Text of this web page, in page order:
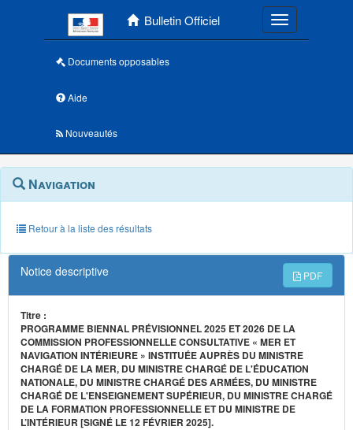
Bulletin Officiel Toggle
Documents opposables
Aide
Nouveautés
Navigation
outils
annexes
Menu
contextuel
Navigation
Retour à la liste des résultats
Notice descriptive PDF
Titre :
PROGRAMME BIENNAL PRÉVISIONNEL 2025 ET 2026 DE LA
COMMISSION PROFESSIONNELLE CONSULTATIVE « MER ET
NAVIGATION INTÉRIEURE » INSTITUÉE AUPRÈS DU MINISTRE
CHARGÉ DE LA MER, DU MINISTRE CHARGÉ DE L'ÉDUCATION
NATIONALE, DU MINISTRE CHARGÉ DES ARMÉES, DU MINISTRE
CHARGÉ DE L'ENSEIGNEMENT SUPÉRIEUR, DU MINISTRE CHARGÉ
DE LA FORMATION PROFESSIONNELLE ET DU MINISTRE DE
L’INTÉRIEUR [SIGNÉ LE 12 FÉVRIER 2025].